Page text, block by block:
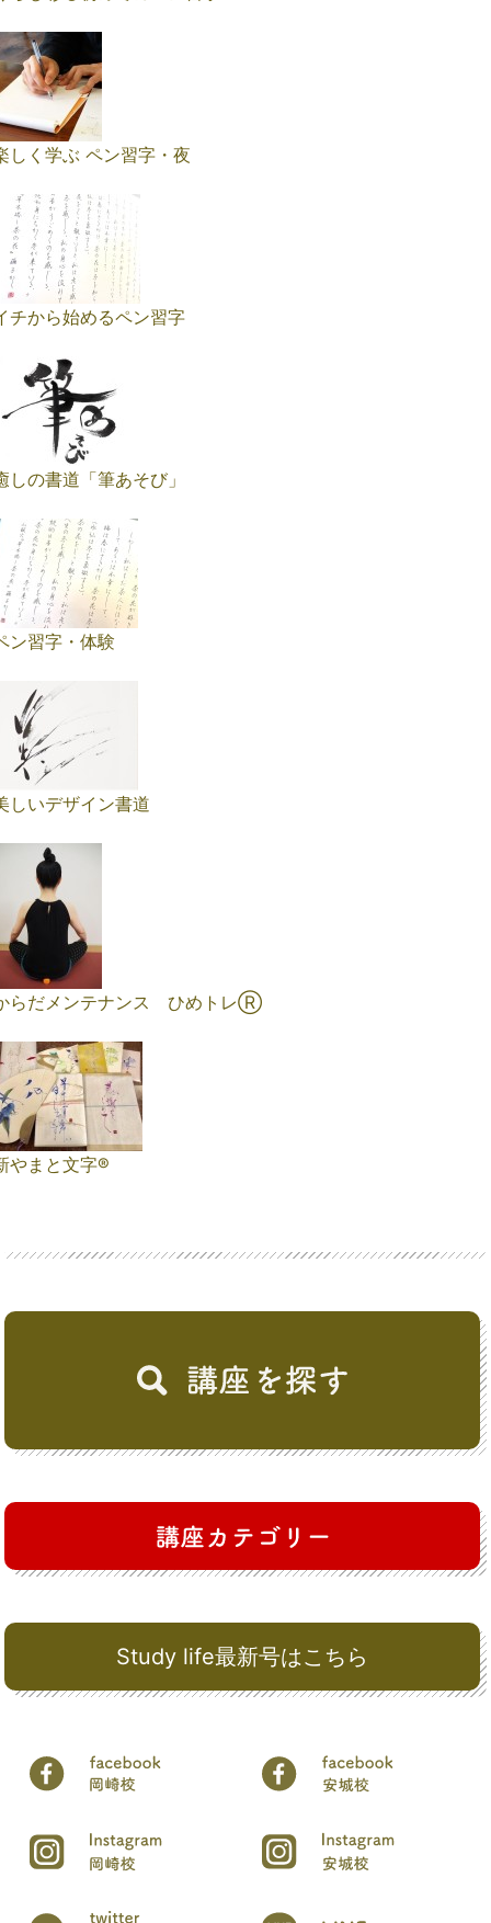
Study life最新号はこちら
しく学ぶ ペン習字・夜
チから始めるペン習字
しの書道「筆あそび」
ン習字・体験
しいデザイン書道
らだメンテナンス ひめトレⓇ
やまと文字®